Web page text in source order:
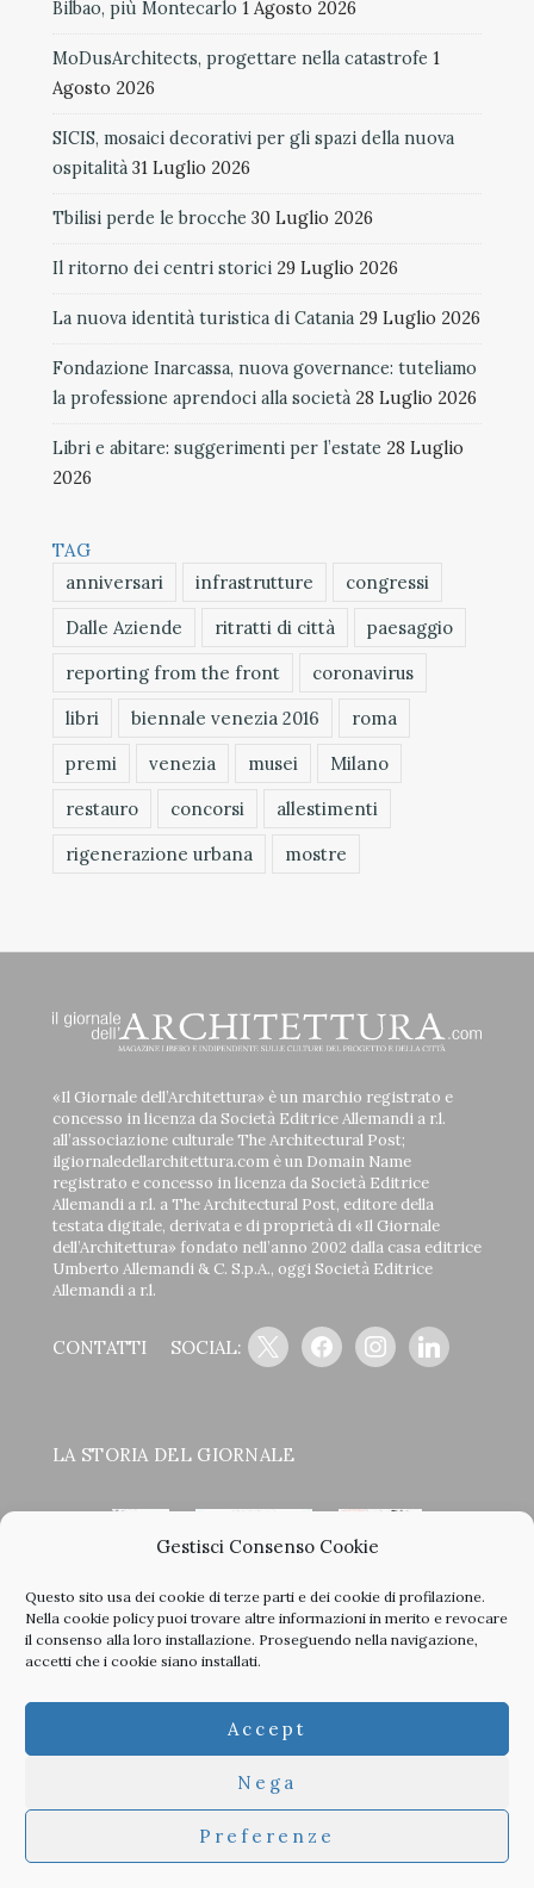
Gestisci Consenso Cookie
Questo sito usa dei cookie di terze parti e dei cookie di profilazione.
Nella cookie policypuoi trovare altre informazioni in merito e revocare
il consenso alla loro installazione. Proseguendo nella navigazione,
accetti che i cookie siano installati.
Accept
Nega
Preferenze
Bilbao, più Montecarlo 1 Agosto 2026
MoDusArchitects, progettare nella catastrofe 1
Agosto 2026
SICIS, mosaici decorativi per gli spazi della nuova
ospitalità 31 Luglio 2026
Tbilisi perde le brocche 30 Luglio 2026
Il ritorno dei centri storici 29 Luglio 2026
La nuova identità turistica di Catania 29 Luglio 2026
Fondazione Inarcassa, nuova governance: tuteliamo
la professione aprendoci alla società 28 Luglio 2026
Libri e abitare: suggerimenti per l’estate 28 Luglio
2026
TAG
anniversari
infrastrutture
congressi
Dalle Aziende
ritratti di città
paesaggio
reporting from the front
coronavirus
libri
biennale venezia 2016
roma
premi
venezia musei
Milano
restauro
concorsi
allestimenti
rigenerazione urbana
mostre
«Il Giornale dell’Architettura» è un marchio registrato e
concesso in licenza da Società Editrice Allemandi a r.l.
all’associazione culturale The Architectural Post;
ilgiornaledellarchitettura.com è un Domain Name
registrato e concesso in licenza da Società Editrice
Allemandi a r.l. a The Architectural Post, editore della
testata digitale, derivata e di proprietà di «Il Giornale
dell’Architettura» fondato nell’anno 2002 dalla casa editrice
Umberto Allemandi & C. S.p.A., oggi Società Editrice
Allemandi a r.l.
CONTATTI SOCIAL:
x facebookinstagramlinkedin
LA STORIA DEL GIORNALE
< >
tutti i nostri vecchi numeri in PDF.
© 2026 TheArchitecturalPost -Privacy -
Developed byStudioata